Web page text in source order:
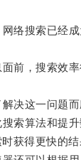
搜索已经成
，搜索效率
这一问题而
算法和提升
获得更快的结